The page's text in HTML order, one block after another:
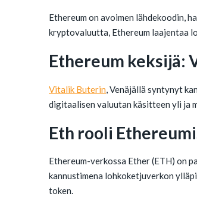
Ethereum on avoimen lähdekoodin,
kryptovaluutta, Ethereum laajentaa
Ethereum keksijä:
Vitalik Buterin, Venäjällä syntynyt
digitaalisen valuutan käsitteen yli ja
Eth rooli
Ethereum-verkossa Ether (ETH) on
kannustimena lohkoketjuverkon
token.